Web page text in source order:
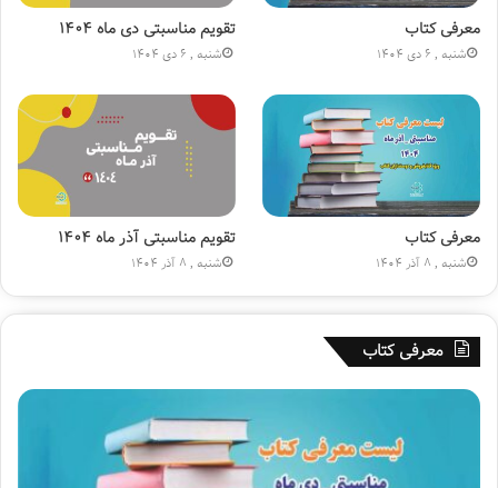
ن
(
)
»
معرفی کتاب
شنبه , 6 دی 1404
تقویم مناسبتی دی ماه ۱۴۰۴
شنبه , 6 دی 1404
معرفی کتاب
شنبه , 8 آذر 1404
تقویم مناسبتی آذر ماه ۱۴۰۴
شنبه , 8 آذر 1404
معرفی کتاب